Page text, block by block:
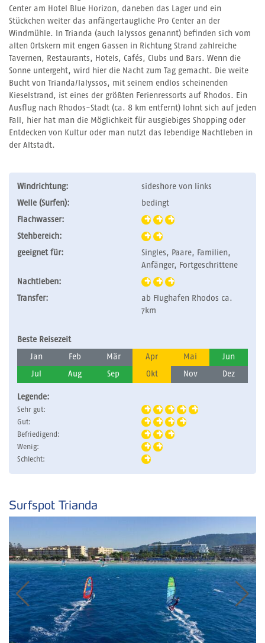
Center am Hotel Blue Horizon, daneben das Lager und ein
Stückchen weiter das anfängertaugliche Pro Center an der
Windmühle. In Trianda (auch Ialyssos genannt) befinden sich vom
alten Ortskern mit engen Gassen in Richtung Strand zahlreiche
Tavernen, Restaurants, Hotels, Cafés, Clubs und Bars. Wenn die
Sonne untergeht, wird hier die Nacht zum Tag gemacht. Die weite
Bucht von Trianda/Ialyssos, mit seinem endlos scheinenden
Kieselstrand, ist eines der größten Ferienressorts auf Rhodos. Ein
Ausflug nach Rhodos-Stadt (ca. 8 km entfernt) lohnt sich auf jeden
Fall, hier hat man die Möglichkeit für ausgiebiges Shopping oder
Entdecken von Kultur oder man nutzt das lebendige Nachtleben in
der Altstadt.
Windrichtung:
sideshore von links
Welle (Surfen):
bedingt
Flachwasser:
Stehbereich:
geeignet für:
Singles, Paare, Familien,
Anfänger, Fortgeschrittene
Nachtleben:
Transfer:
ab Flughafen Rhodos ca.
7km
Beste Reisezeit
Jan Feb Mär Apr Mai Jun
Jul Aug Sep Okt Nov Dez
Legende:
Sehr gut:
Gut:
Befriedigend:
Wenig:
Schlecht:
Surfspot Trianda